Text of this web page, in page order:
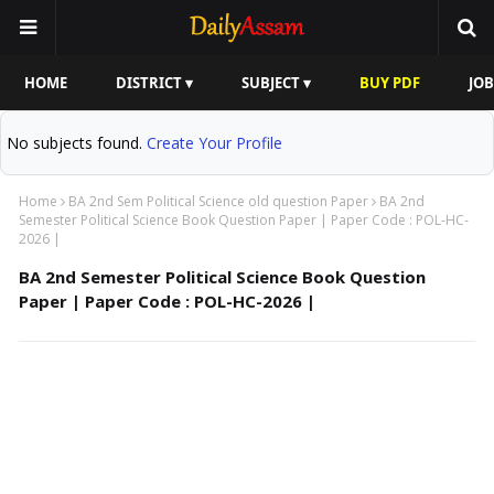
HOME DISTRICT ▾ SUBJECT ▾ BUY PDF
No subjects found. Create Your Profile
Home BA 2nd Sem Political Science old question Paper
BA 2nd
Semester Political Science Book Question Paper | Paper Code : POL-HC-
2026 |
BA 2nd Semester Political Science Book Question
Paper | Paper Code : POL-HC-2026 |